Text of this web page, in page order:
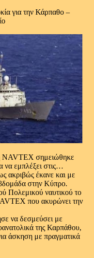
για την Κάρπαθο –
NAVTEX σημειώθηκε
να εμπλέξει στις…
ακριβώς έκανε και με
στην Κύπρο.
Πολεμικού ναυτικού το
που ακυρώνει την
να δεσμεύσει με
της Καρπάθου,
άσκηση με πραγματικά